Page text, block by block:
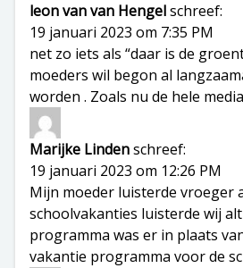
leon van van Hengelschreef:
19 januari 2023 om 7:35 PM
net zo iets als “daar is de
moeders wil begon al
worden . Zoals nu de hele
Marijke Lindenschreef:
19 januari 2023 om 12:26 PM
Mijn moeder luisterde vroeger
schoolvakanties luisterde wij
programma was er in plaats
vakantie programma voor de